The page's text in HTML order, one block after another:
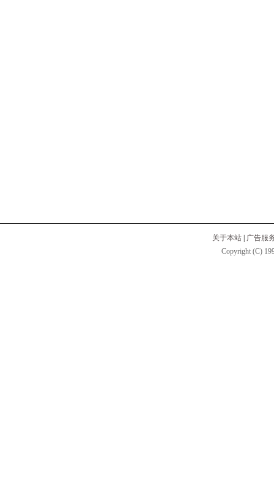
关于本站
广告服
Copyright (C)